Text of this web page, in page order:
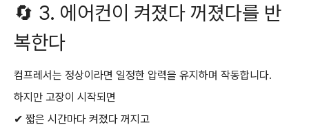
🔄 3. 에어컨이 켜졌다 꺼졌다를 반
복한다
컴프레서는 정상이라면 일정한 압력을 유지하며 작동합니다.
하지만 고장이 시작되면
✔ 짧은 시간마다 켜졌다 꺼지고